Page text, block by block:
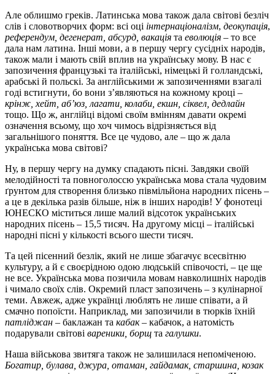
Але облишмо греків. Латинська мова також дала світові безліч
слів і словотворчих форм: всі оці інтернаціоналізм, деокупація,
референдум, дегенерат, абсурд, вакація та еволюція – то все
дала нам латина. Інші мови, а в першу чергу сусідніх народів,
також мали і мають свій вплив на українську мову. В нас є
запозичення французькі та італійські, німецькі й голландські,
арабські й польскі. За англійськими ж запозиченнями взагалі
годі встигнути, бо вони з’являються на кожному кроці –
крінж, хейт, аб’юз, лагати, колаби, екшн, сіквел, дедлайн
тощо. Що ж, англійці відомі своїм вмінням давати окремі
означення всьому, що хоч чимось відрізняється від
загальнішого поняття. Все це чудово, але – що ж дала
українська мова світові?
Ну, в першу чергу на думку спадають пісні. Завдяки своїй
мелодійності та повноголоссю українська мова стала чудовим
ґрунтом для створення близько півмільйона народних пісень –
а це в декілька разів більше, ніж в інших народів! У фонотеці
ЮНЕСКО міститься лише малий відсоток українських
народних пісень – 15,5 тисяч. На другому місці – італійські
народні пісні у кількості всього шести тисяч.
Та цей пісенний безлік, який не лише збагачує всесвітню
культуру, а й є своєрідною одою людській співочості, – це ще
не все. Українська мова позичила мовам навколишніх народів
і чимало своїх слів. Окремий пласт запозичень – з кулінарної
теми. Авжеж, адже українці люблять не лише співати, а й
смачно попоїсти. Наприклад, ми запозичили в тюрків їхній
патліджан – баклажан та кабак– кабачок, а натомість
подарували світові вареники, борщ та галушки.
Наша військова звитяга також не залишилася непоміченою.
Богатир, булава, джура, отаман, гайдамак, старшина, козак